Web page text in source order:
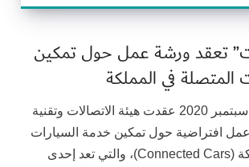
تعقد ورشة عمل حول تمكين
المتصلة في المملكة
مجلة تحالف – 14 سبتمبر 2020 عقدت هيئة الاتصالات وتقنية
افتراضية حول تمكين خدمة السيارات
المتصلة في المملكة (Connected Cars)، والتي تعد إحدى